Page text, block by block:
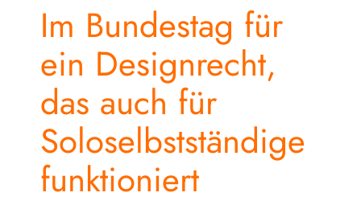
Im Bundestag für
ein Designrecht,
das auch für
Soloselbstständige
funktioniert